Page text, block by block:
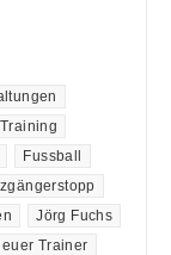
Fussball
Jörg Fuchs
Trainer